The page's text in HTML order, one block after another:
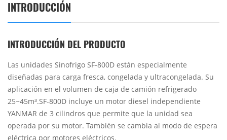
INTRODUCCIÓN
INTRODUCCIÓN DEL PRODUCTO
Las unidades Sinofrigo SF-800D están especialmente
diseñadas para carga fresca, congelada y ultracongelada. Su
aplicación en el volumen de caja de camión refrigerado
25~45m³.SF-800D incluye un motor diesel independiente
YANMAR de 3 cilindros que permite que la unidad sea
operada por su motor. También se cambia al modo de espera
eléctrica por motores eléctricos.